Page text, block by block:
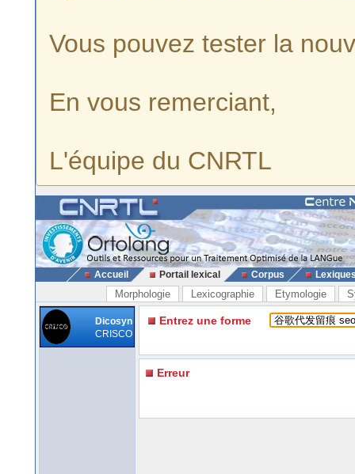
Vous pouvez tester la
En vous remerciant,
L'équipe du CNRTL
Accueil Portail lexical Corpus
Morphologie Lexicographie Etymologie
Dicosyn
CRISCO
Entrez une forme
Erreur